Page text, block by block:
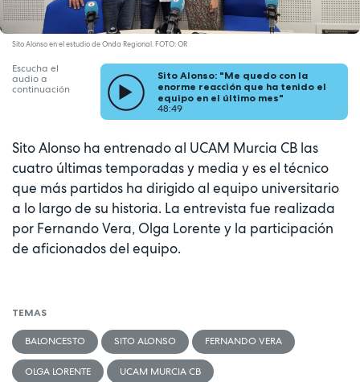
Sito Alonso en el estudio de Onda Regional. FOTO: OR
Escucha el
audio a
continuación
Sito Alonso: "Me quedo con la
enorme reacción que ha tenido el
equipo en el último mes"
48:49
Sito Alonso ha entrenado al UCAM Murcia CB las
cuatro últimas temporadas y media y es el técnico
que más partidos ha dirigido al equipo universitario
a lo largo de su historia. La entrevista fue realizada
por Fernando Vera, Olga Lorente y la participación
de aficionados del equipo.
TEMAS
BALONCESTO SITO ALONSO FERNANDO VERA
OLGA LORENTE UCAM MURCIA CB